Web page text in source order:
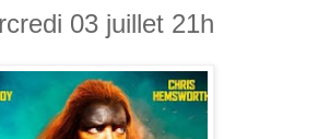
03 juillet 21h